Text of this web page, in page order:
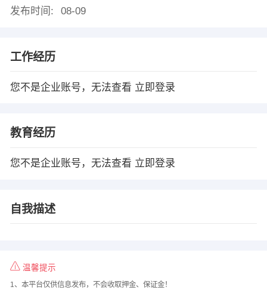
发布时间:
08-09
工作经历
您不是企业账号，无法查看 立即登录
教育经历
您不是企业账号，无法查看 立即登录
自我描述
温馨提示
1、本平台仅供信息发布，不会收取押金、保证金！